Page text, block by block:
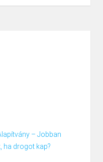
– Jobban
ha drogot kap?